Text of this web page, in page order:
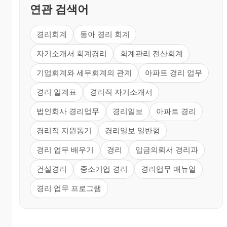
연관 검색어
경리회계 동아 경리 회계
자기소개서 회계경리 회계관리 전산회계
기업회계와 세무회계의 관계 아파트 경리 업무
경리 일계표 경리직 자기소개서
법인회사 경리업무 경리일보 아파트 경리
경리직 지원동기 경리일보 일반형
경리 업무 배우기 경리 입금의뢰서 경리과
건설경리 중소기업 경리 경리업무 매뉴얼
경리 업무 프로그램